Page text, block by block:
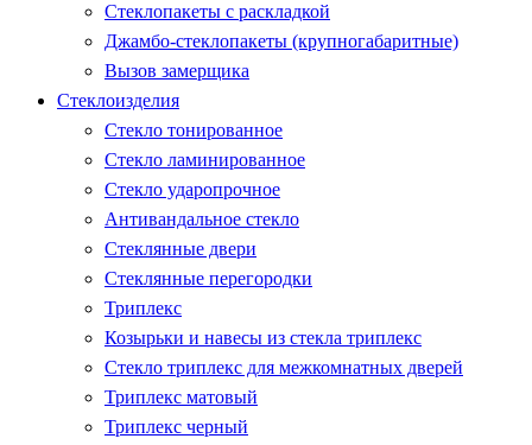
Стеклопакеты с раскладкой
Джамбо-стеклопакеты (крупногабаритные)
Вызов замерщика
Стеклоизделия
Стекло тонированное
Стекло ламинированное
Стекло ударопрочное
Антивандальное стекло
Стеклянные двери
Стеклянные перегородки
Триплекс
Козырьки и навесы из стекла триплекс
Стекло триплекс для межкомнатных дверей
Триплекс матовый
Триплекс черный